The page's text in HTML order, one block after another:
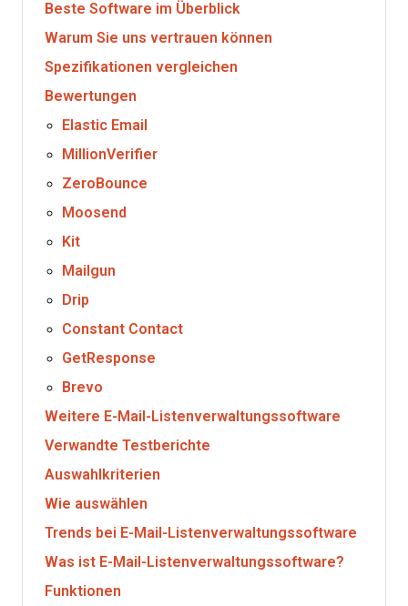
Beste Software im Überblick
Warum Sie uns vertrauen können
Spezifikationen vergleichen
Bewertungen
Elastic Email
MillionVerifier
ZeroBounce
Moosend
Kit
Mailgun
Drip
Constant Contact
GetResponse
Brevo
Weitere E-Mail-Listenverwaltungssoftware
Verwandte Testberichte
Auswahlkriterien
Wie auswählen
Trends bei E-Mail-Listenverwaltungssoftware
Was ist E-Mail-Listenverwaltungssoftware?
Funktionen